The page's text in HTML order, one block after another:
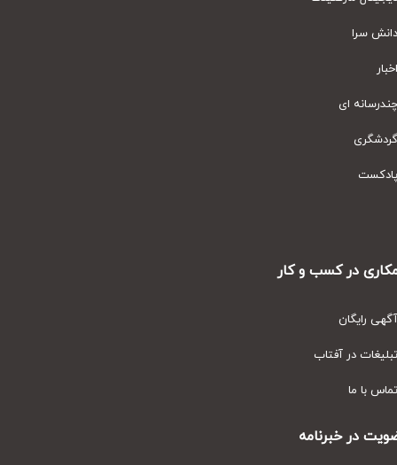
سرا
ای
در کسب و کار
رایگان
در آفتاب
با ما
در خبرنامه